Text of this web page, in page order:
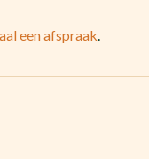
een afspraak.